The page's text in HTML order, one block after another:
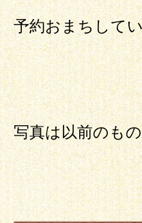
予約おまちして
写真は以前のも